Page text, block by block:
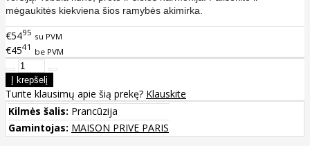
mėgaukitės kiekviena šios ramybės akimirka.
€5495 su PVM
€4541 be PVM
Turite klausimų apie šią prekę? Klauskite
Kilmės šalis: Prancūzija
Gamintojas: MAISON PRIVE PARIS